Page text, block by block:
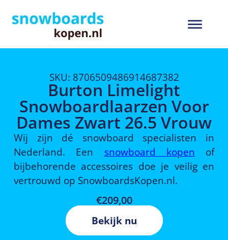
SKU: 8706509486914687382
Burton Limelight
Snowboardlaarzen Voor
Dames Zwart 26.5 Vrouw
Wij zijn dé snowboard specialisten in
Nederland. Een snowboard kopen of
bijbehorende accessoires doe je veilig en
vertrouwd op SnowboardsKopen.nl.
€209,00
Bekijk nu